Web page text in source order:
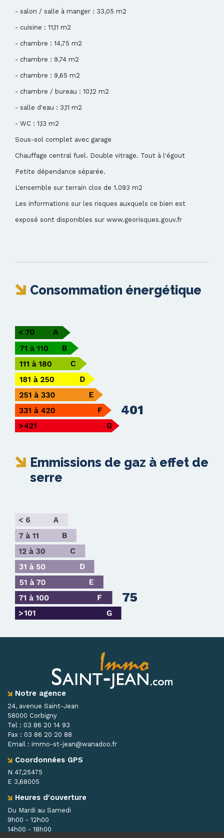
- salon / salle à manger : 33,05 m2
- cuisine : 11,11 m2
- chambre : 14,75 m2
- chambre : 9,74 m2
- chambre : 9,65 m2
- chambre / bureau : 10,12 m2
- salle d'eau : 3,11 m2
- WC : 1,13 m2
Sous-sol complet avec garage
Chauffage central fuel. Double vitrage. Tout à l'égout
Petite dépendance séparée.
L'ensemble sur terrain clos de 1.093 m2
Les informations sur les risques auxquels ce bien est
exposé sont disponibles sur www.georisques.gouv.fr
Consommation énergétique
401
Emmissions de gaz à effet de
serre
75
Notre agence
24, avenue Saint-Jean
58000 Corbigny
Tel : 03 86 20 14 93
Fax : 03 86 20 20 88
Email : immo-st-jean@wanadoo.fr
Coordonnées GPS
N 47,25475
E 3,68005
Heures d'ouverture
Du Mardi au Samedi
9h00 - 12h00
14h00 - 18h00